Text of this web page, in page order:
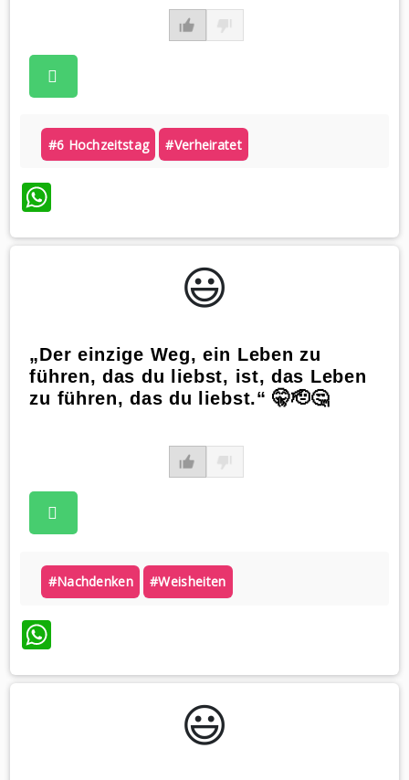
#6 Hochzeitstag #verheiratet
WhatsApp
😃️
„Der einzige Weg, ein Leben zu
führen, das du liebst, ist, das Leben
zu führen, das du liebst.“ 🤫🫡🤔
#nachdenken #weisheiten
WhatsApp
😃️